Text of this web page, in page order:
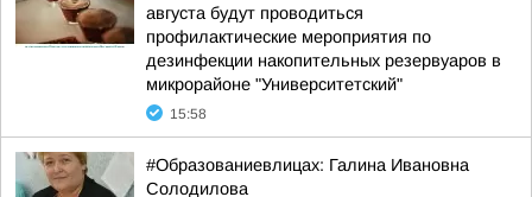
августа будут проводиться
профилактические мероприятия по
дезинфекции накопительных резервуаров в
микрорайоне "Университетский"
15:58
#Образованиевлицах: Галина Ивановна
Солодилова